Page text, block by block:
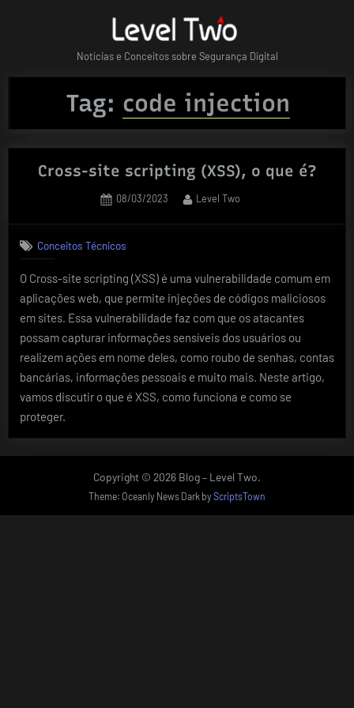
Notícias e Conceitos sobre Segurança Digital
Tag: code injection
Cross-site scripting (XSS), o que é?
Posted
08/03/2023 By
Level Two
Conceitos Técnicos
O Cross-site scripting (XSS) é uma vulnerabilidade comum em
aplicações web, que permite injeções de códigos maliciosos
em sites. Essa vulnerabilidade faz com que os atacantes
possam capturar informações sensíveis dos usuários ou
realizem ações em nome deles, como roubo de senhas, contas
bancárias, informações pessoais e muito mais. Neste artigo,
vamos discutir o que é XSS, como funciona e como se
proteger.
Copyright © 2026 Blog – Level Two.
Theme: Oceanly News Dark byScriptsTown